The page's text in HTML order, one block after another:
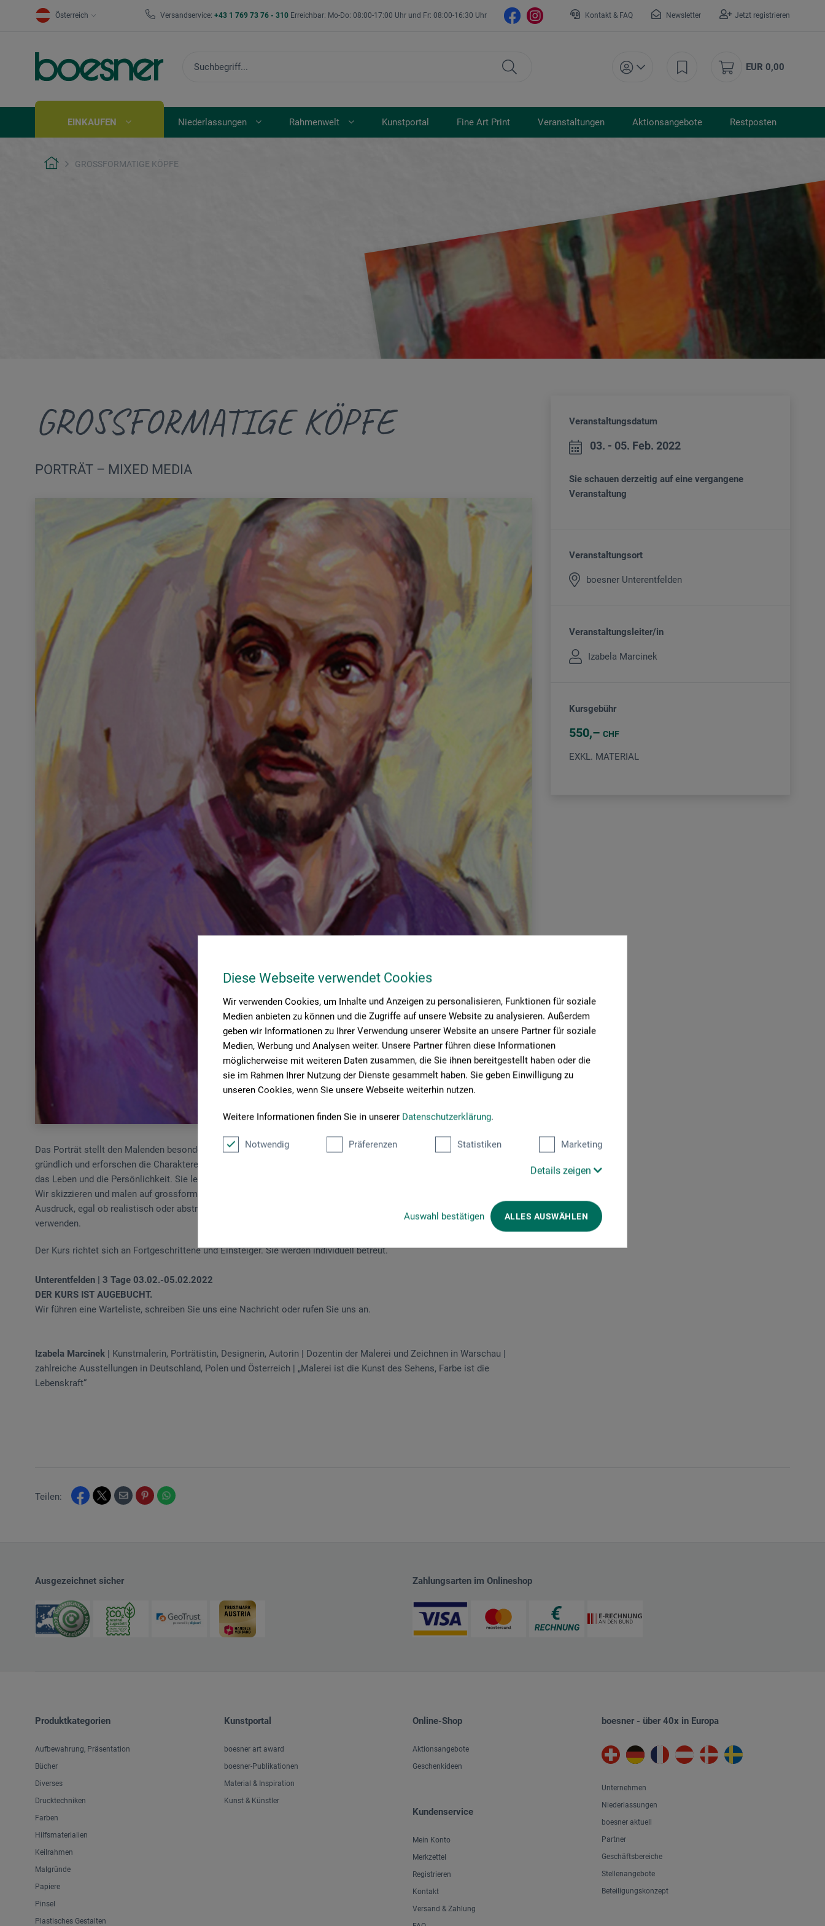
Diese Webseite verwendet Cookies
Wir verwenden Cookies, um Inhalte und Anzeigen zu personalisieren, Funktionen für soziale
Medien anbieten zu können und die Zugriffe auf unsere Website zu analysieren. Außerdem
geben wir Informationen zu Ihrer Verwendung unserer Website an unsere Partner für soziale
Medien, Werbung und Analysen weiter. Unsere Partner führen diese Informationen
möglicherweise mit weiteren Daten zusammen, die Sie ihnen bereitgestellt haben oder die
sie im Rahmen Ihrer Nutzung der Dienste gesammelt haben. Sie geben Einwilligung zu
unseren Cookies, wenn Sie unsere Webseite weiterhin nutzen.
Weitere Informationen finden Sie in unserer Datenschutzerklärung.
Notwendig Präferenzen Statistiken Marketing
Details zeigen
Auswahl bestätigen ALLES AUSWÄHLEN
Österreich Versandservice: +43 1 769 73 76 - 310 Erreichbar: Mo-Do: 08:00-17:00 Uhr und Fr: 08:00-16:30 Uhr Kontakt & FAQ Newsletter Jetzt registrieren
EUR 0,00
EINKAUFEN Niederlassungen Rahmenwelt Kunstportal Fine Art Print Veranstaltungen Aktionsangebote Restposten
GROSSFORMATIGE KÖPFE
GROSSFORMATIGE KÖPFE
PORTRÄT – MIXED MEDIA
Das Porträt stellt den Malenden besondere Anforderungen, um die Ähnlichkeit des Modells zu erreichen. Wir beobachten
gründlich und erforschen die Charaktereigenschaften. Die Aufmerksamkeit richten wir auf die Augen, darin spiegeln sich
das Leben und die Persönlichkeit. Sie lernen, das Licht in den Augen richtig zu positionieren und den Ausdruck zu finden.
Wir skizzieren und malen auf grossformatiger Leinwand mit Acrylfarbe. Sie malen in Ihrem Stil und eigenem emotionalen
Ausdruck, egal ob realistisch oder abstrakt. Sie können eigene oder von der Kursleiterin gestellte Porträt-Vorlagen
verwenden.
Der Kurs richtet sich an Fortgeschrittene und Einsteiger. Sie werden individuell betreut.
Unterentfelden | 3 Tage 03.02.-05.02.2022
DER KURS IST AUGEBUCHT.
Wir führen eine Warteliste, schreiben Sie uns eine Nachricht oder rufen Sie uns an.
Izabela Marcinek | Kunstmalerin, Porträtistin, Designerin, Autorin | Dozentin der Malerei und Zeichnen in Warschau |
zahlreiche Ausstellungen in Deutschland, Polen und Österreich | „Malerei ist die Kunst des Sehens, Farbe ist die
Lebenskraft“
Veranstaltungsdatum
03. - 05. Feb. 2022
Sie schauen derzeitig auf eine vergangene
Veranstaltung
Veranstaltungsort
boesner Unterentfelden
Veranstaltungsleiter/in
Izabela Marcinek
Kursgebühr
550 CHF
EXKL. MATERIAL
Teilen:
Ausgezeichnet sicher Zahlungsarten im Onlineshop
Produktkategorien
Aufbewahrung, Präsentation
Bücher
Diverses
Drucktechniken
Farben
Hilfsmaterialien
Keilrahmen
Malgründe
Papiere
Pinsel
Plastisches Gestalten
Kunstportal
boesner art award
boesner-Publikationen
Material & Inspiration
Kunst & Künstler
Online-Shop
Aktionsangebote
Geschenkideen
Kundenservice
Mein Konto
Merkzettel
Registrieren
Kontakt
Versand & Zahlung
boesner - über 40x in Europa
Unternehmen
Niederlassungen
boesner aktuell
Partner
Geschäftsbereiche
Stellenangebote
Beteiligungskonzept